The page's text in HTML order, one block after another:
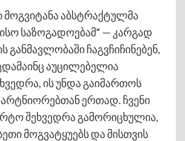
მოგვიტანა აბსტრაქტულმა
საზოგადოებამ“ — კარგად
განმავლობაში ჩაგვჩიჩინებენ,
აუცილებელია
ის უნდა გაიმართოს
ერთად. ჩვენი
შეხვედრა გამორიცხულია,
მოგვატყუებს და მისთვის